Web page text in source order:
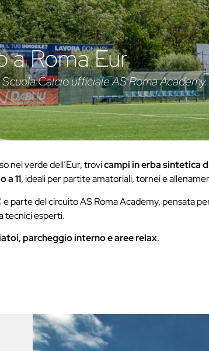
a Roma Eur
Calcio ufficiale AS Roma Academy.
nel verde dell’Eur, trovicampi in erba sintetica
a 11, ideali per partite amatoriali, tornei e
e parte del circuito AS Roma Academy, pensata
tecnici esperti.
parcheggio interno e aree relax.